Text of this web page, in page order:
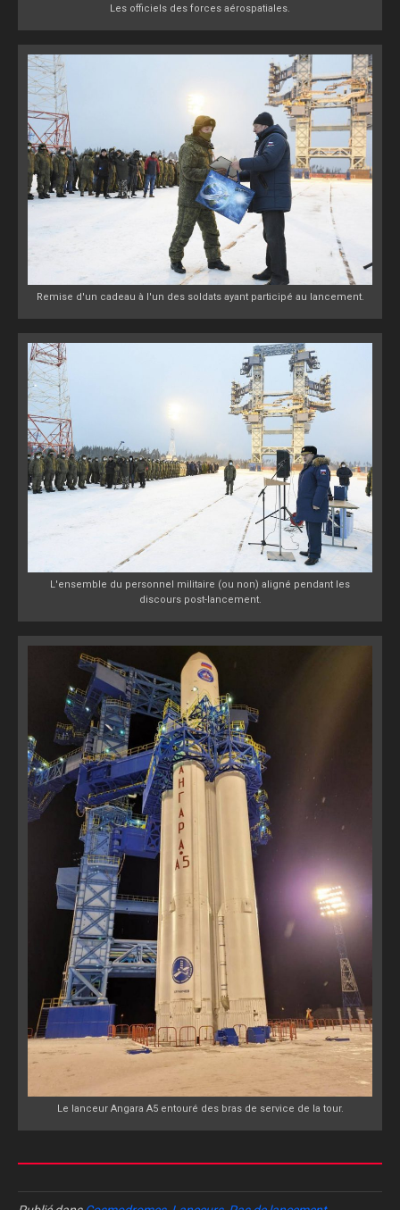
Les officiels des forces aérospatiales.
Remise d'un cadeau à l'un des soldats ayant participé au lancement.
L'ensemble du personnel militaire (ou non) aligné pendant les
discours post-lancement.
Le lanceur Angara A5 entouré des bras de service de la tour.